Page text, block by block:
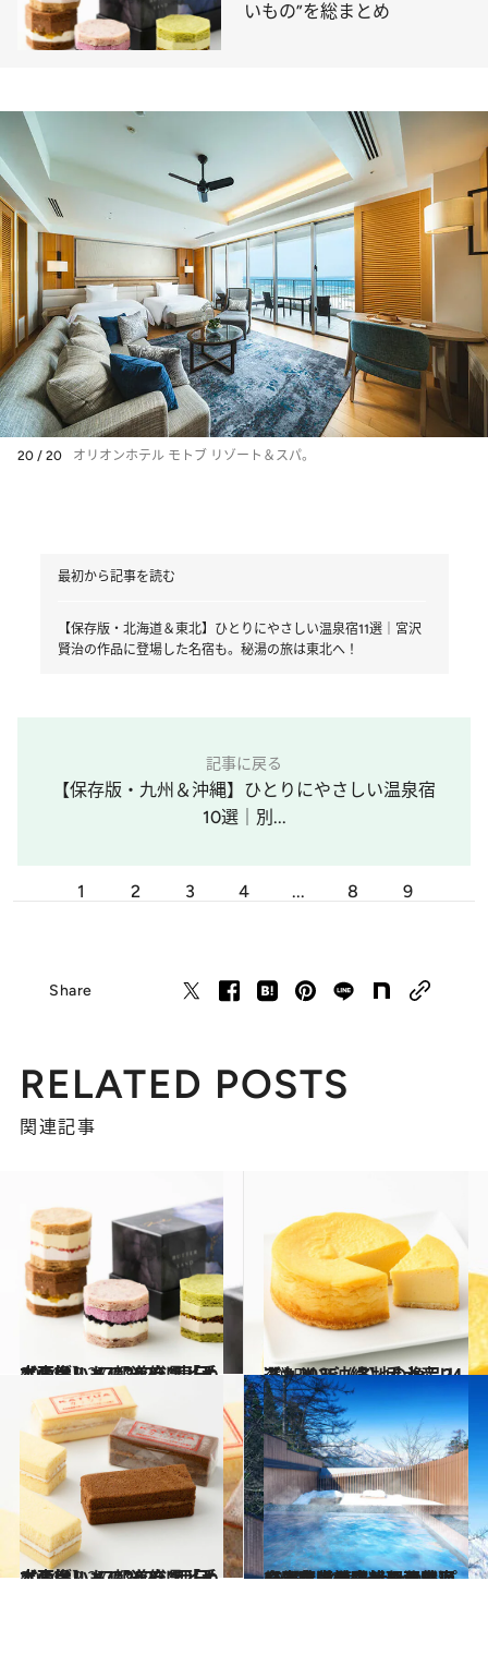
いもの”を総まとめ
20 / 20 オリオンホテル モトブ リゾート＆スパ。
最初から記事を読む
【保存版・北海道＆東北】ひとりにやさしい温泉宿11選｜宮沢
賢治の作品に登場した名宿も。秘湯の旅は東北へ！
記事に戻る
【保存版・九州＆沖縄】ひとりにやさしい温泉宿
10選｜別...
1 2 3 4 ... 8 9
Share
RELATED POSTS
関連記事
2024.12.27
【画像】 47都道府県「手土産グルメ」2025 “東日本の旨いもの”を総まとめ
グルメ 2025.1.3
【九州＆沖縄】手土産リスト2025《各地の逸品24選》
グルメ
2024.12.27
【画像】 47都道府県「手土産グルメ」2025 “西日本の旨いもの”を総まとめ
グルメ 2024.12.30
【保存版・中部＆北陸】ひとりにやさしい温泉宿15選｜北陸最大級のスパや富士山を眺める天然温泉、薬膳懐石料理まで
旅＆お出かけ